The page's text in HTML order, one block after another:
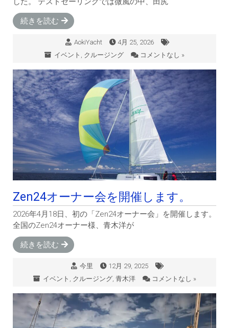
続きを読む
AokiYacht
4月 25, 2026
イベント
クルージング コメントなし »
Zen24オーナー会を開催します。
2026年4月18日、初の「Zen24オーナー会」を開催します。
全国のZen24オーナー様、青木洋が
続きを読む
今里
12月 29, 2025
イベント
クルージング, 青木洋 コメントなし »